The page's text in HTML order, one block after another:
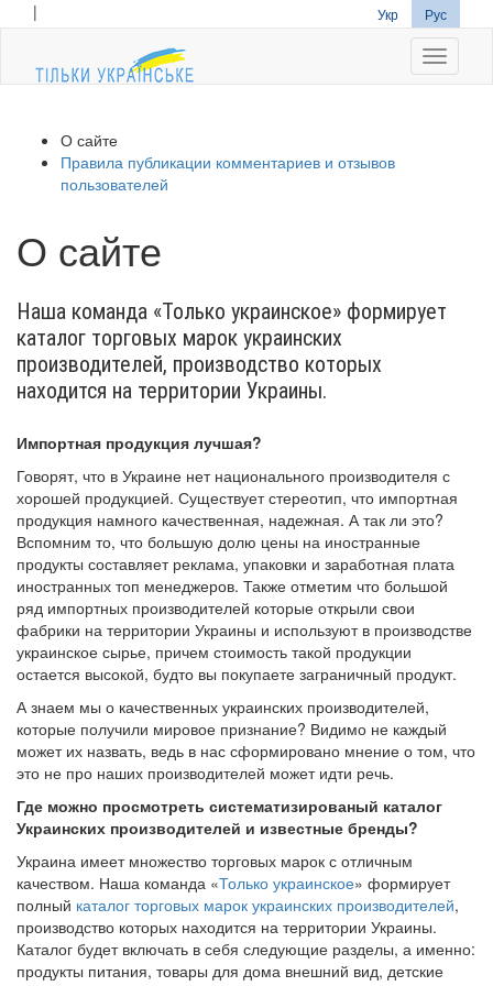
| Укр Рус
О сайте
Правила публикации комментариев и отзывов
пользователей
О сайте
Наша команда «Только украинское» формирует
каталог торговых марок украинских
производителей, производство которых
находится на территории Украины.
Импортная продукция лучшая?
Говорят, что в Украине нет национального производителя с
хорошей продукцией. Существует стереотип, что импортная
продукция намного качественная, надежная. А так ли это?
Вспомним то, что большую долю цены на иностранные
продукты составляет реклама, упаковки и заработная плата
иностранных топ менеджеров. Также отметим что большой
ряд импортных производителей которые открыли свои
фабрики на территории Украины и используют в производстве
украинское сырье, причем стоимость такой продукции
остается высокой, будто вы покупаете заграничный продукт.
А знаем мы о качественных украинских производителей,
которые получили мировое признание? Видимо не каждый
может их назвать, ведь в нас сформировано мнение о том, что
это не про наших производителей может идти речь.
Где можно просмотреть систематизированый каталог
Украинских производителей и известные бренды?
Украина имеет множество торговых марок с отличным
качеством. Наша команда «Только украинское» формирует
полный каталог торговых марок украинских производителей,
производство которых находится на территории Украины.
Каталог будет включать в себя следующие разделы, а именно:
продукты питания, товары для дома внешний вид, детские